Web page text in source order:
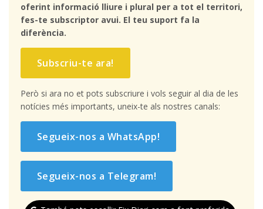
oferint informació lliure i plural per a tot el territori,
fes-te subscriptor avui. El teu suport fa la
diferència.
Subscriu-te ara!
Però si ara no et pots subscriure i vols seguir al dia de les
notícies més importants, uneix-te als nostres canals:
Segueix-nos a WhatsApp!
Segueix-nos a Telegram!